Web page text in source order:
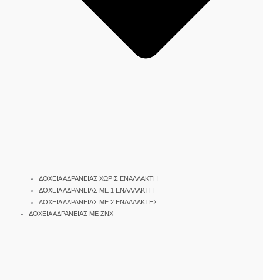
ΔΟΧΕΙΑ ΑΔΡΑΝΕΙΑΣ ΧΩΡΙΣ ΕΝΑΛΛΑΚΤΗ
ΔΟΧΕΙΑ ΑΔΡΑΝΕΙΑΣ ΜΕ 1 ΕΝΑΛΛΑΚΤΗ
ΔΟΧΕΙΑ ΑΔΡΑΝΕΙΑΣ ΜΕ 2 ΕΝΑΛΛΑΚΤΕΣ
ΔΟΧΕΙΑ ΑΔΡΑΝΕΙΑΣ ΜΕ ΖΝΧ